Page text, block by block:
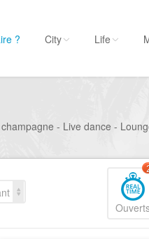
? City Life
- Live dance -